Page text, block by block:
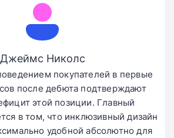
Джеймс Николс
покупателей в первые
после дебюта подтверждают
этой позиции. Главный
в том, что инклюзивный дизайн
удобной абсолютно для